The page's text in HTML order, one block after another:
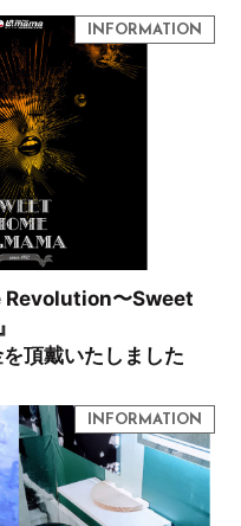
Revolution〜Sweet
頂戴いたしました